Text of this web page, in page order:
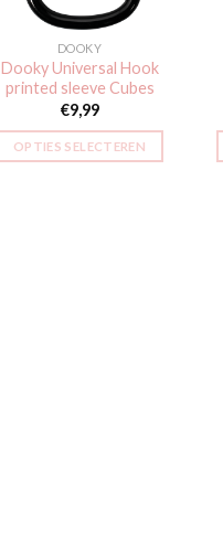
DOOKY
Dooky Universal Hook
printed sleeve Cubes
€9,99
OPTIES SELECTEREN